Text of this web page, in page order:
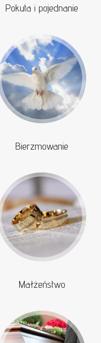
Pokuta i pojednanie
Bierzmowanie
Małżeństwo